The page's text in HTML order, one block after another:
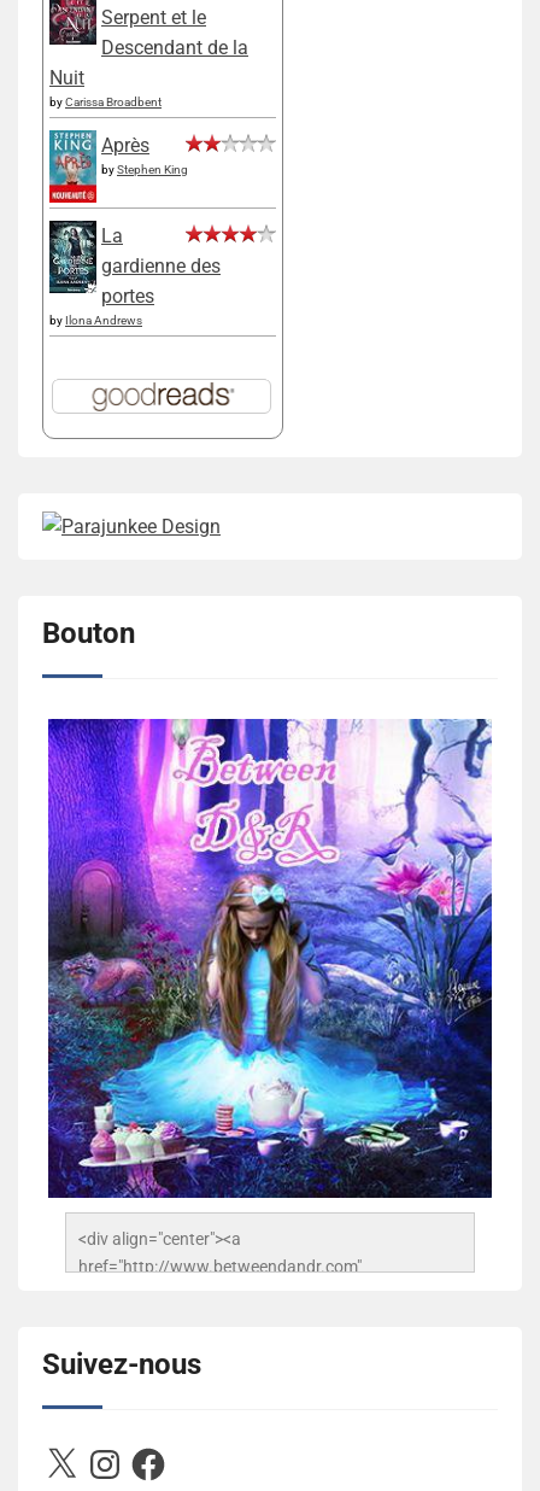
Serpent et le
Descendant de la
Nuit
byCarissa Broadbent
Après
byStephen King
La
gardienne des
portes
by Ilona Andrews
Bouton
<div align="center"><a
href="http://www.betweendandr.com"
503716673157532-2788222864243652657-n.jpg"
alt="Between D&R" style="border:none;" /></a>
</div>
Suivez-nous
X InstagramFacebook